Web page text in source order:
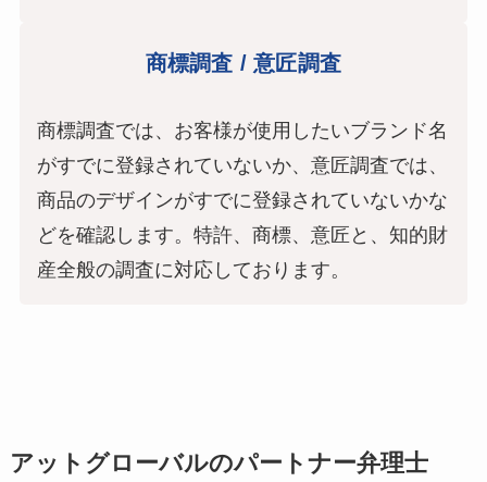
商標調査 / 意匠調査
商標調査では、お客様が使用したいブランド名
がすでに登録されていないか、意匠調査では、
商品のデザインがすでに登録されていないかな
どを確認します。特許、商標、意匠と、知的財
産全般の調査に対応しております。
アットグローバルのパートナー弁理士